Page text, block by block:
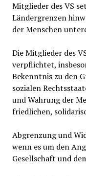
Mitglieder des VS
Ländergrenzen
der Menschen
Die Mitglieder des
verpflichtet,
Bekenntnis zu den
sozialen
und Wahrung der
friedlichen,
Abgrenzung und
wenn es um den
Gesellschaft und